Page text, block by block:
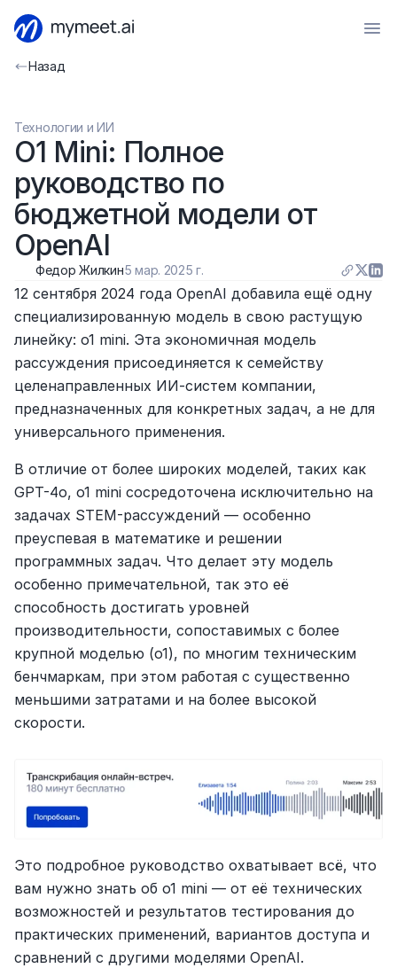
Назад
Технологии и ИИ
O1 Mini: Полное
руководство по
бюджетной модели от
OpenAI
Федор Жилкин5 мар. 2025 г.
12 сентября 2024 года OpenAI добавила ещё одну
специализированную модель в свою растущую
линейку: o1 mini. Эта экономичная модель
рассуждения присоединяется к семейству
целенаправленных ИИ-систем компании,
предназначенных для конкретных задач, а не для
универсального применения.
В отличие от более широких моделей, таких как
GPT-4o, o1 mini сосредоточена исключительно на
задачах STEM-рассуждений — особенно
преуспевая в математике и решении
программных задач. Что делает эту модель
особенно примечательной, так это её
способность достигать уровней
производительности, сопоставимых с более
крупной моделью (o1), по многим техническим
бенчмаркам, при этом работая с существенно
меньшими затратами и на более высокой
скорости.
Это подробное руководство охватывает всё, что
вам нужно знать об o1 mini — от её технических
возможностей и результатов тестирования до
практических применений, вариантов доступа и
сравнений с другими моделями OpenAI.